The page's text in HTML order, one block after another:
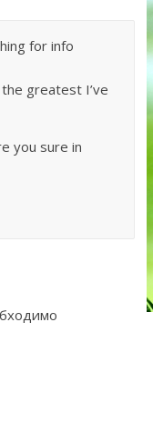
for info
greatest I’ve
you sure in